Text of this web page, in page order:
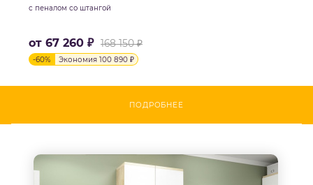
с пеналом со штангой
от 67 260 ₽ 168 150 ₽
-60% Экономия 100 890 ₽
ПОДРОБНЕЕ